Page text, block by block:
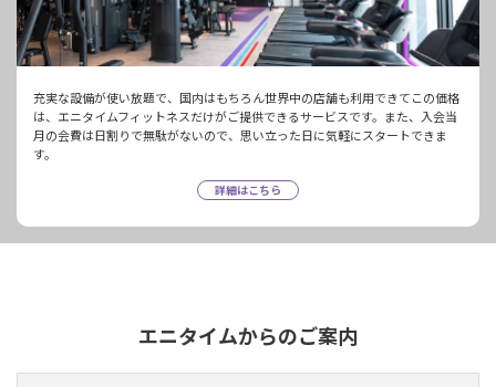
充実な設備が使い放題で、国内はもちろん世界中の店舗も利用できてこの価格
は、エニタイムフィットネスだけがご提供できるサービスです。また、入会当
月の会費は日割りで無駄がないので、思い立った日に気軽にスタートできま
す。
詳細はこちら
エニタイムからのご案内